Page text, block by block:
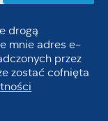
drogą
mnie adres e-
przez
zostać cofnięta